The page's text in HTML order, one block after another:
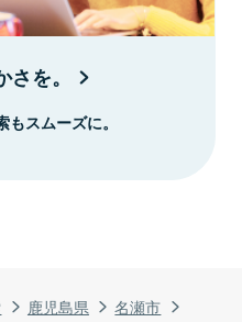
鹿児島県
名瀬市
を。
スムーズに。